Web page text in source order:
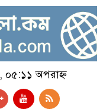
০৫:১১ অপরাহ্ন